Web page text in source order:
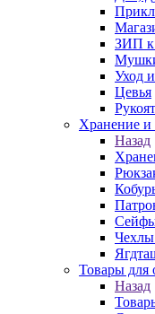
ЗИП
Уход
Цевья
Хранение и
Назад
Сейфы
Товары для
Назад